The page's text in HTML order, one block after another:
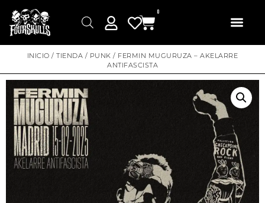
0
INICIO /TIENDA / PUNK / FERMIN MUGURUZA – AKELARRE
ANTIFASCISTA